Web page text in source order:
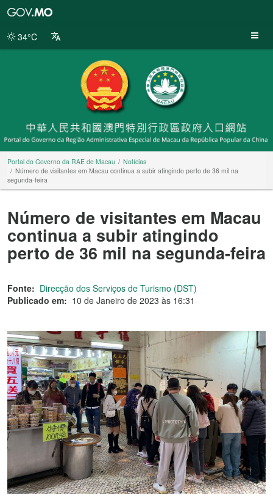
da
34°C
Portal do Governo da RAE de Macau
Notícias
Número de visitantes em Macau continua a subir atingindo perto de 36 mil na
segunda-feira
Número de visitantes em Macau
continua a subir atingindo
perto de 36 mil na segunda-feira
Fonte: Direcção dos Serviços de Turismo (DST)
Publicado em: 10 de Janeiro de 2023 às 16:31